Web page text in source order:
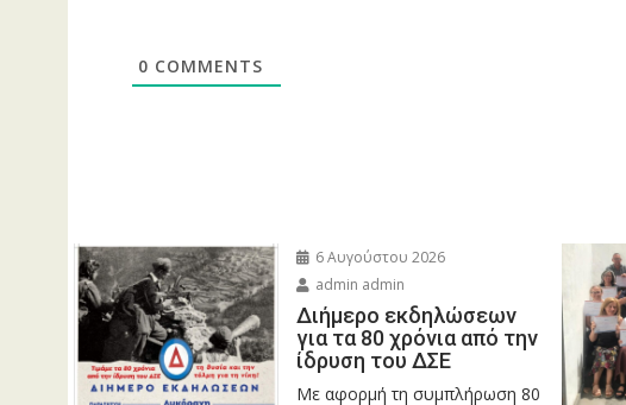
0 COMMENTS
6 Αυγούστου 2026
admin admin
Διήμερο εκδηλώσεων
για τα 80 χρόνια από την
ίδρυση του ΔΣΕ
Με αφορμή τη συμπλήρωση 80